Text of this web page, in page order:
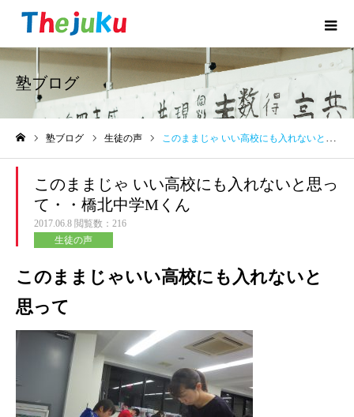
塾ブログ
塾ブログ 生徒の声 このままじゃ いい高校にも入れないと思って・・橋北中学Mくん
このままじゃ いい高校にも入れないと思っ
て・・橋北中学Mくん
2017.06.8 閲覧数：216
生徒の声
このままじゃいい高校にも入れないと
思って